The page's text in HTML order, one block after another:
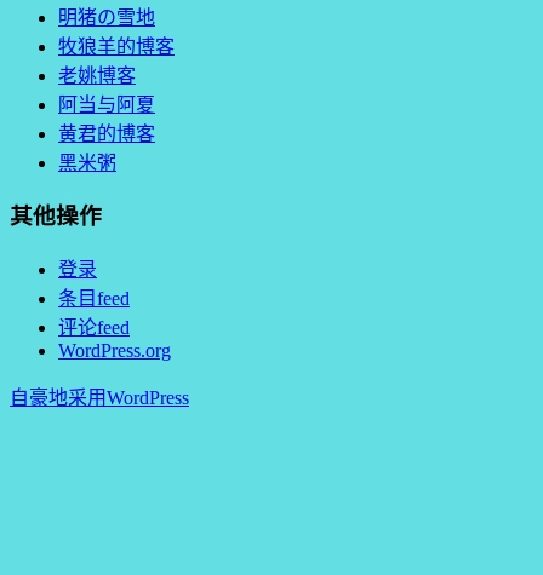
明猪の雪地
牧狼羊的博客
老姚博客
阿当与阿夏
黄君的博客
黑米粥
其他操作
登录
条目feed
评论feed
WordPress.org
自豪地采用WordPress